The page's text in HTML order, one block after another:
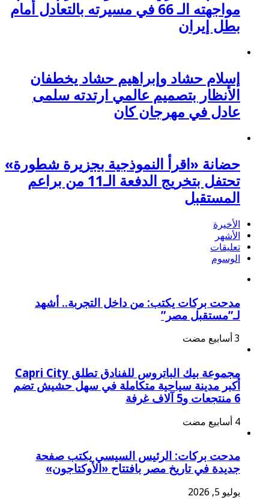
مواجهته الـ 66 في مسيرته بالتعادل أمام
بطل إيران
إسلام حشاد وإبراهيم حشاد يخطفان
الأنظار بتصميم عالمي ارتدته سلمى
عادل في مهرجان كان
حضانة «اقرأ النموذجية بجزيرة شطورة»
تحتفل بتخريج الدفعة الـ11 من براعم
المستقبل
الأخيرة
الأشهر
تعليقات
الوسوم
مدحت بركات يكتب: من داخل التجربة.. أشهد
لـ”مستقبل مصر”
مجموعة بيك الباتروس للفنادق تطلق Capri City
أكبر مدينة سياحية متكاملة في سهل حشيش تضم
6 منتجعات و5 آلاف غرفة
مدحت بركات: الرئيس السيسي يكتب صفحة
جديدة في تاريخ مصر بافتتاح «الأوكتاجون»
يوليو 5, 2026